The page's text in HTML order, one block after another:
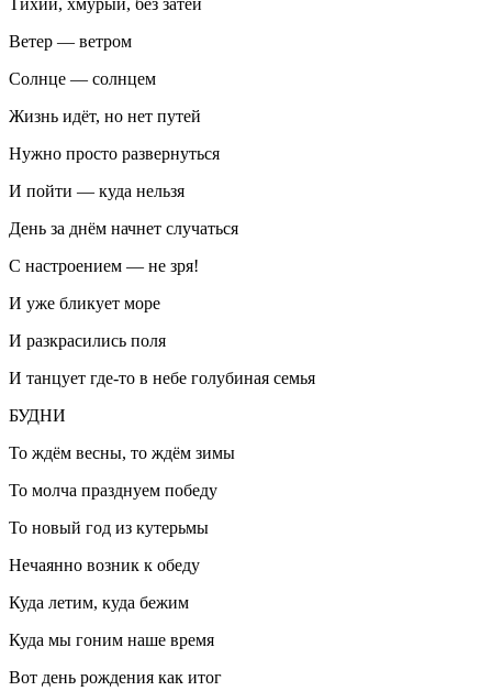
Тихий, хмурый, без затей
Ветер — ветром
Солнце — солнцем
Жизнь идёт, но нет путей
Нужно просто развернуться
И пойти — куда нельзя
День за днём начнет случаться
С настроением — не зря!
И уже бликует море
И разкрасились поля
И танцует где-то в небе голубиная семья
БУДНИ
То ждём весны, то ждём зимы
То молча празднуем победу
То новый год из кутерьмы
Нечаянно возник к обеду
Куда летим, куда бежим
Куда мы гоним наше время
Вот день рождения как итог